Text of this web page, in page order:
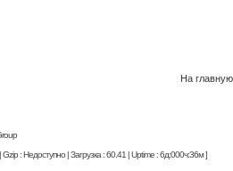
На
: Недоступно | Загрузка : 60.41 | Uptime : 6д:000ч:36м ]